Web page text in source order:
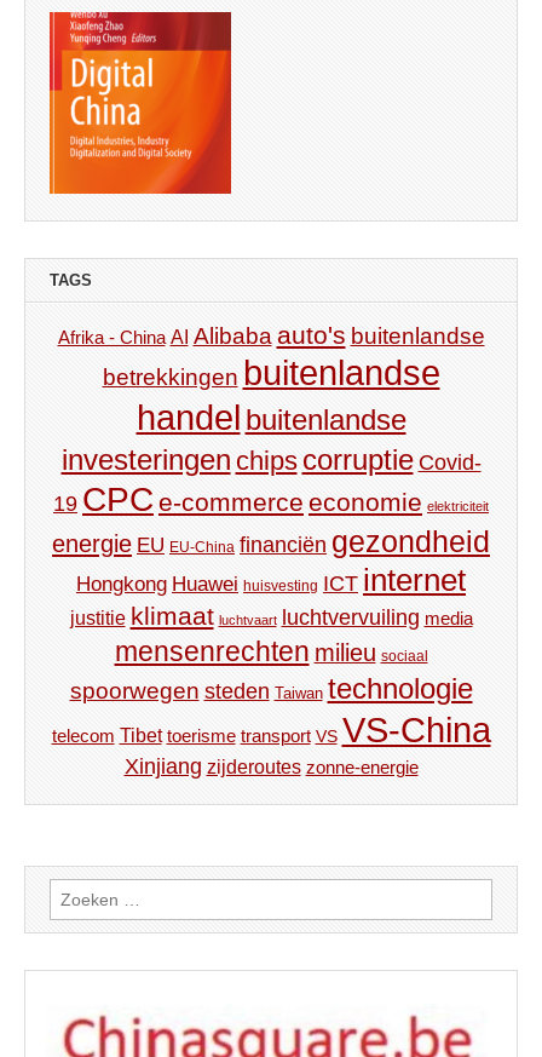
TAGS
Afrika - China AI Alibaba auto's buitenlandse
betrekkingen buitenlandse
handel buitenlandse
investeringen chips corruptie Covid-
19 CPC e-commerce economie elektriciteit
energie EU EU-China financiën gezondheid
Hongkong Huawei huisvesting ICT internet
justitie klimaat luchtvaart luchtvervuiling media
mensenrechten milieu sociaal
spoorwegen steden Taiwan technologie
telecom Tibet toerisme transport VS VS-China
Xinjiang zijderoutes zonne-energie
Zoeken
naar: